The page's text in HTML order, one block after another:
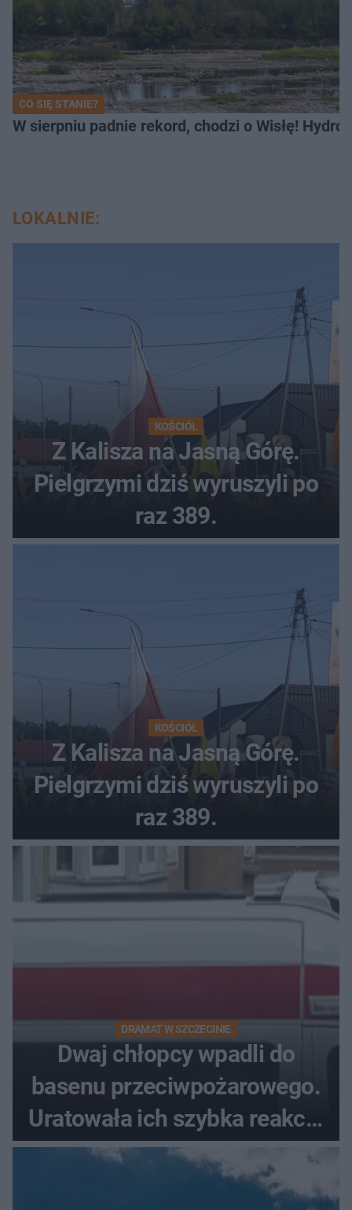
CO SIĘ STANIE?
W sierpniu padnie rekord, chodzi o Wisłę!
LOKALNIE:
KOŚCIÓŁ
Z Kalisza na Jasną Górę.
Pielgrzymi dziś wyruszyli po
raz 389.
KOŚCIÓŁ
Z Kalisza na Jasną Górę.
Pielgrzymi dziś wyruszyli po
raz 389.
DRAMAT W SZCZECINIE
Dwaj chłopcy wpadli do
basenu przeciwpożarowego.
Uratowała ich szybka reakcja
świadków